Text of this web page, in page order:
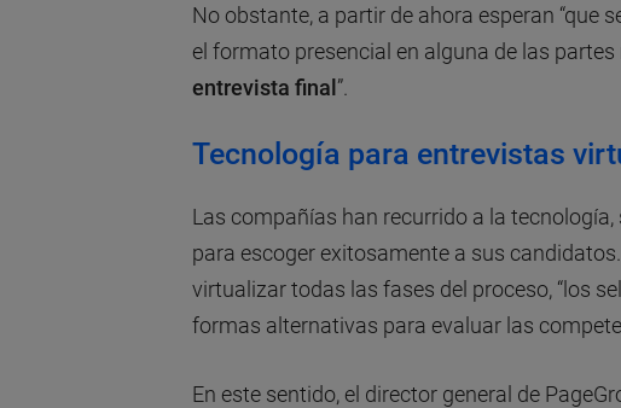
No obstante, a partir de ahora esperan “que
el formato presencial en alguna de las
entrevista final”.
Tecnología para entrevistas
Las compañías han recurrido a la
para escoger exitosamente a sus
virtualizar todas las fases del proceso, “los
formas alternativas para evaluar las
En este sentido, el director general de